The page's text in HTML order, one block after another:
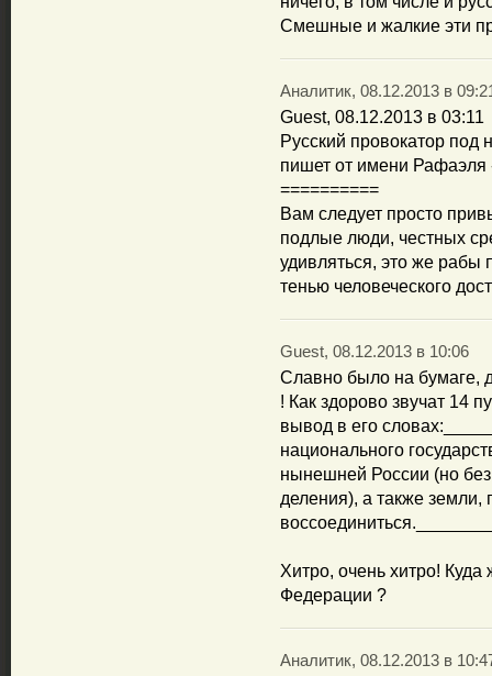
Смешные и жалкие эти
Аналитик, 08.12.2013 в
Guest, 08.12.2013 в 03:11
Русский провокатор под
пишет от имени Рафаэля
==========
Вам следует просто
подлые люди, честных
удивляться, это же рабы
тенью человеческого
Guest, 08.12.2013 в 10:06
Славно было на бумаге,
! Как здорово звучат 14
вывод в его
национального
нынешней России (но
деления), а также
Хитро, очень хитро!
Федерации ?
Аналитик, 08.12.2013 в